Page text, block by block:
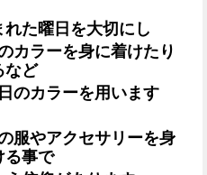
た曜日を大切にし
カラーを身に着けたり
など
のカラーを用います
服やアクセサリーを身
る事で